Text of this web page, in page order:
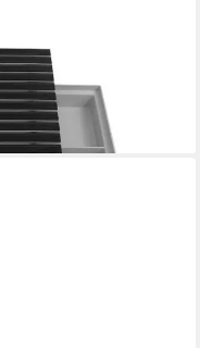
Gummi
600x400 mm, für